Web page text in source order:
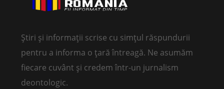
Știri și informații scrise cu simțul răspundurii
pentru a informa o țară întreagă. Ne asumăm
fiecare cuvânt și credem într-un jurnalism
deontologic.